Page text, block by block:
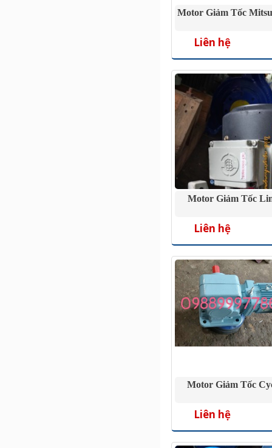
Motor Giảm Tốc
Liên hệ
Motor Giảm Tốc
Liên hệ
Motor Giảm Tốc
Liên hệ